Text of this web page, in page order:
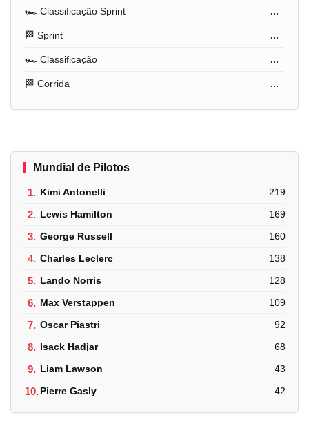
🏎️ Classificação Sprint ...
🏁 Sprint ...
🏎️ Classificação ...
🏁 Corrida ...
Mundial de Pilotos
1. Kimi Antonelli 219
2. Lewis Hamilton 169
3. George Russell 160
4. Charles Leclerc 138
5. Lando Norris 128
6. Max Verstappen 109
7. Oscar Piastri 92
8. Isack Hadjar 68
9. Liam Lawson 43
10.Pierre Gasly 42